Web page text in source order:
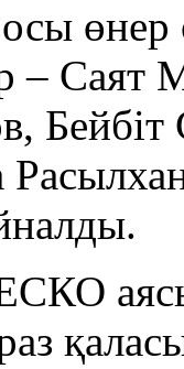
– Саят
Бейбіт